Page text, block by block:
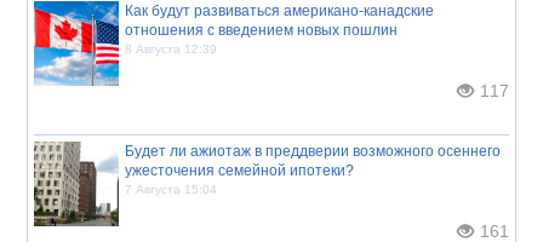
Как будут развиваться американо-канадские
отношения с введением новых пошлин
8 Августа 12:39
117
Будет ли ажиотаж в преддверии возможного осеннего
ужесточения семейной ипотеки?
7 Августа 15:04
161